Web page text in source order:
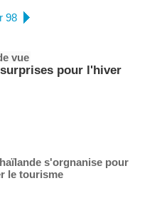
98
vue
pour l'hiver
s'orgnanise pour
le tourisme